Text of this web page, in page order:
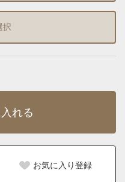
択
お気に入り登録